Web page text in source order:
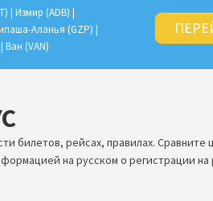
| Измир (ADB) |
Аланья (GZP) |
Ван (VAN)
билетов, рейсах, правилах.
на русском о регистрации на